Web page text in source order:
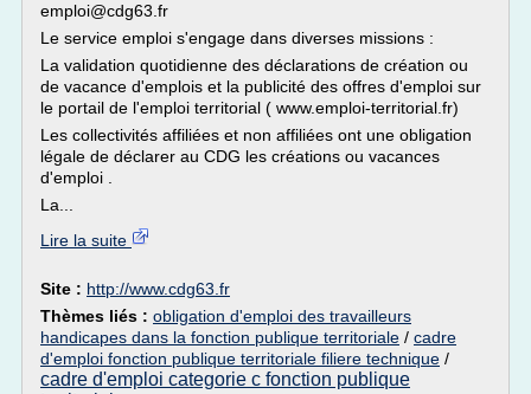
emploi@cdg63.fr
Le service emploi s'engage dans diverses missions :
La validation quotidienne des déclarations de création ou
de vacance d'emplois et la publicité des offres d'emploi sur
le portail de l'emploi territorial ( www.emploi-territorial.fr)
Les collectivités affiliées et non affiliées ont une obligation
légale de déclarer au CDG les créations ou vacances
d'emploi .
La...
Lire la suite
Site : http://www.cdg63.fr
Thèmes liés : obligation d'emploi des travailleurs
handicapes dans la fonction publique territoriale / cadre
d'emploi fonction publique territoriale filiere technique /
cadre d'emploi categorie c fonction publique